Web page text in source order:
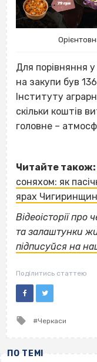
Для порівняння у
на закупи був
Інституту
скільки коштів
головне –
Читайте також:
соняхом: як
ярах
Відеоісторії
та залаштунки
підписуйся на
Поділитись статтею
Tagged
Черкаси
ПО ТЕМІ